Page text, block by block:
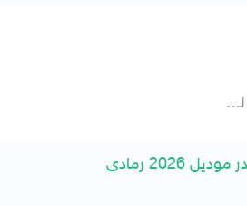
شركة ظباء للسيارات